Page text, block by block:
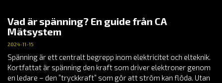
Vad är spänning? En guide från CA
Mätsystem
2024-11-15
Spänning är ett centralt begrepp inom elektricitet och elteknik.
Kortfattat är spänning den kraft som driver elektroner genom
en ledare – den ”tryckkraft” som gör att ström kan flöda. Utan